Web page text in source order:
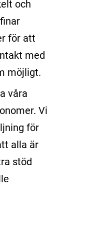
och
för att
med
möjligt.
våra
Vi
för
alla är
stöd